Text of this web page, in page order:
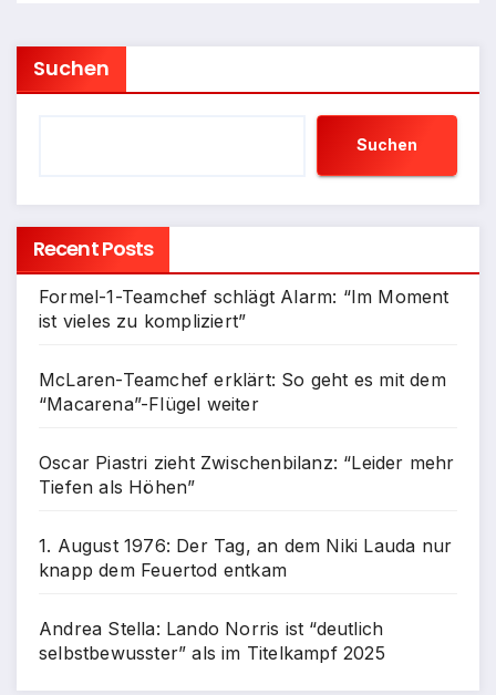
Suchen
Suchen
Recent Posts
Formel-1-Teamchef schlägt Alarm: “Im Moment
ist vieles zu kompliziert”
McLaren-Teamchef erklärt: So geht es mit dem
“Macarena”-Flügel weiter
Oscar Piastri zieht Zwischenbilanz: “Leider mehr
Tiefen als Höhen”
1. August 1976: Der Tag, an dem Niki Lauda nur
knapp dem Feuertod entkam
Andrea Stella: Lando Norris ist “deutlich
selbstbewusster” als im Titelkampf 2025